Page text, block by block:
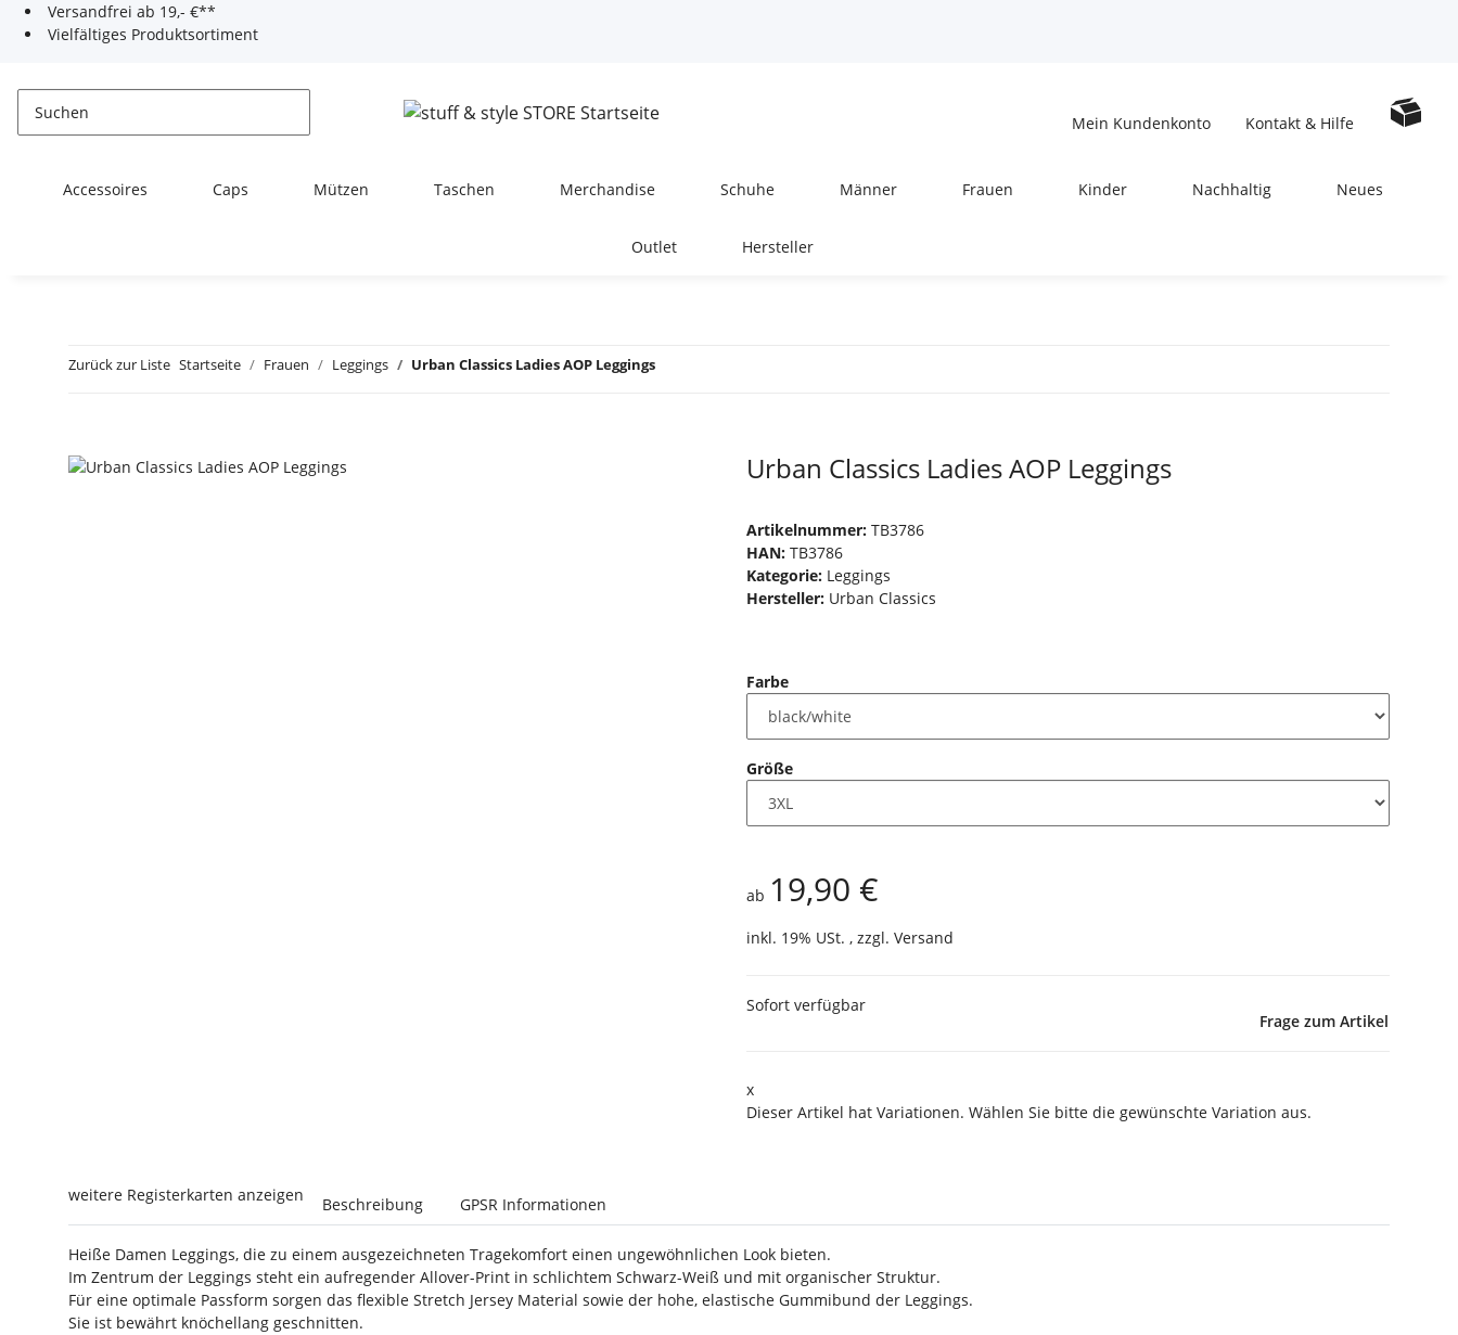
Versandfrei ab 19,- €**
Vielfältiges Produktsortiment
Mein Kundenkonto Kontakt & Hilfe
Accessoires Caps Mützen Taschen Merchandise Schuhe Männer Frauen Kinder Nachhaltig Neues
Outlet Hersteller
Zurück zur Liste Startseite Frauen Leggings Urban Classics Ladies AOP Leggings
Urban Classics Ladies AOP Leggings
Artikelnummer: TB3786
HAN: TB3786
Kategorie: Leggings
Hersteller: Urban Classics
Farbe
Größe
ab 19,90 €
inkl. 19% USt. , zzgl. Versand
Sofort verfügbar
Frage zum Artikel
x
Dieser Artikel hat Variationen. Wählen Sie bitte die gewünschte Variation aus.
weitere Registerkarten anzeigen Beschreibung GPSR Informationen
Heiße Damen Leggings, die zu einem ausgezeichneten Tragekomfort einen ungewöhnlichen Look bieten.
Im Zentrum der Leggings steht ein aufregender Allover-Print in schlichtem Schwarz-Weiß und mit organischer Struktur.
Für eine optimale Passform sorgen das flexible Stretch Jersey Material sowie der hohe, elastische Gummibund der Leggings.
Sie ist bewährt knöchellang geschnitten.